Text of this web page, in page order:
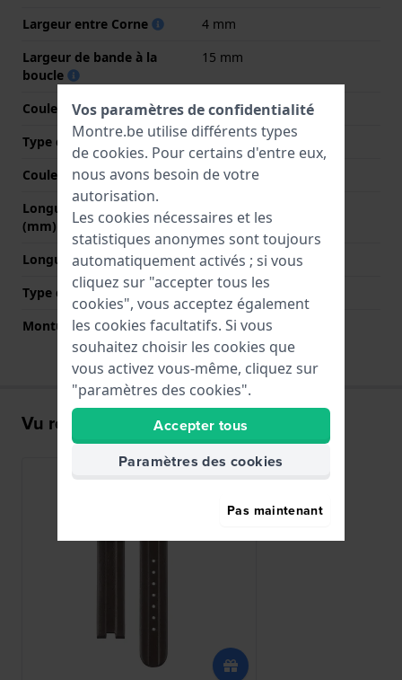
Largeur entre Corne
4 mm
Largeur de bande à la
boucle
15 mm
Couleur du bracelet
Marron
Type de fermoir
Boucle
Couleur de fermoir
Or
Longueur bande à 12h
(mm)
Longueur bande à 6h (mm) 105 mm
Type de montage
Vis de selle
Monture droite
Non
Vu récemment
Vos paramètres de confidentialité
Montre.be utilise différents types
de cookies. Pour certains d'entre eux,
nous avons besoin de votre
autorisation.
Les cookies nécessaires et les
statistiques anonymes sont toujours
automatiquement activés ; si vous
cliquez sur "accepter tous les
cookies", vous acceptez également
les cookies facultatifs. Si vous
souhaitez choisir les cookies que
vous activez vous-même, cliquez sur
"paramètres des cookies".
Accepter tous
Paramètres des cookies
Pas maintenant